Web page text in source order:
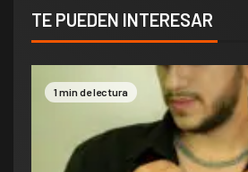
TE PUEDEN INTERESAR
1 min de lectura